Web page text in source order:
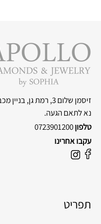
זיסמן שלום 3, רמת גן, בניין מכבי
נא לתאם הגעה.
טלפון0723901200
עקבו אחרינו
F
b
I
a
תפריט